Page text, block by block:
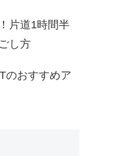
片道1時間半
し方
のおすすめア